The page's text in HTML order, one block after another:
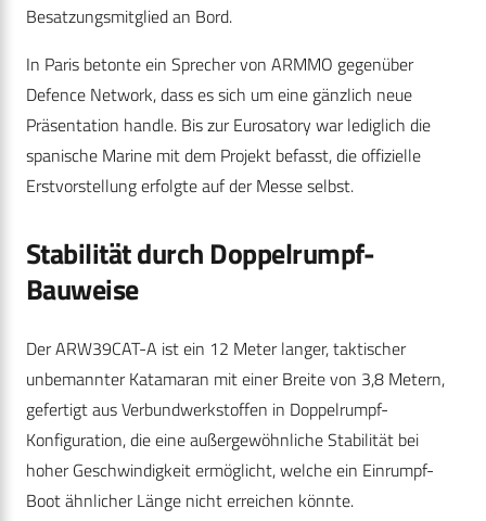
Besatzungsmitglied an Bord.
In Paris betonte ein Sprecher von ARMMO gegenüber
Defence Network, dass es sich um eine gänzlich neue
Präsentation handle. Bis zur Eurosatory war lediglich die
spanische Marine mit dem Projekt befasst, die offizielle
Erstvorstellung erfolgte auf der Messe selbst.
Stabilität durch Doppelrumpf-
Bauweise
Der ARW39CAT-A ist ein 12 Meter langer, taktischer
unbemannter Katamaran mit einer Breite von 3,8 Metern,
gefertigt aus Verbundwerkstoffen in Doppelrumpf-
Konfiguration, die eine außergewöhnliche Stabilität bei
hoher Geschwindigkeit ermöglicht, welche ein Einrumpf-
Boot ähnlicher Länge nicht erreichen könnte.